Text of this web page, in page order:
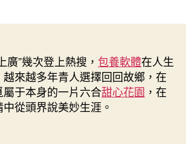
期
錢，
若
何
做
廣”幾次登上熱搜， 包養軟體在人生
來越多年青人選擇回回故鄉，在
于本身的一片六合甜心花園 ，在
從頭界說美妙生涯。